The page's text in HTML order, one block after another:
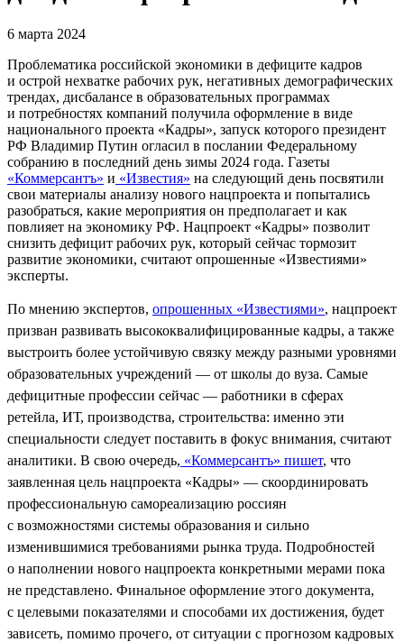
6 марта 2024
Проблематика российской экономики в дефиците кадров
и острой нехватке рабочих рук, негативных демографических
трендах, дисбалансе в образовательных программах
и потребностях компаний получила оформление в виде
национального проекта «Кадры», запуск которого президент
РФ Владимир Путин огласил в послании Федеральному
собранию в последний день зимы 2024 года. Газеты
«Коммерсантъ» и «Известия» на следующий день посвятили
свои материалы анализу нового нацпроекта и попытались
разобраться, какие мероприятия он предполагает и как
повлияет на экономику РФ. Нацпроект «Кадры» позволит
снизить дефицит рабочих рук, который сейчас тормозит
развитие экономики, считают опрошенные «Известиями»
эксперты.
По мнению экспертов, опрошенных «Известиями», нацпроект
призван развивать высококвалифицированные кадры, а также
выстроить более устойчивую связку между разными уровнями
образовательных учреждений — от школы до вуза. Самые
дефицитные профессии сейчас — работники в сферах
ретейла, ИТ, производства, строительства: именно эти
специальности следует поставить в фокус внимания, считают
аналитики. В свою очередь, «Коммерсантъ» пишет, что
заявленная цель нацпроекта «Кадры» — скоординировать
профессиональную самореализацию россиян
с возможностями системы образования и сильно
изменившимися требованиями рынка труда. Подробностей
о наполнении нового нацпроекта конкретными мерами пока
не представлено. Финальное оформление этого документа,
с целевыми показателями и способами их достижения, будет
зависеть, помимо прочего, от ситуации с прогнозом кадровых